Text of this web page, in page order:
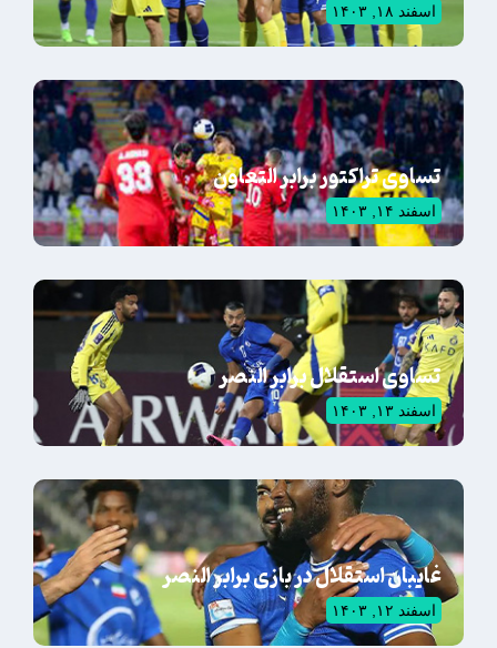
اسفند ۱۸, ۱۴۰۳
تساوی تراکتور برابر التعاون
اسفند ۱۴, ۱۴۰۳
تساوی استقلال برابر النصر
اسفند ۱۳, ۱۴۰۳
غایبان استقلال در بازی برابر النصر
اسفند ۱۲, ۱۴۰۳